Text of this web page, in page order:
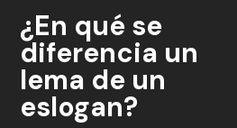
¿En qué se
diferencia un
lema de un
eslogan?